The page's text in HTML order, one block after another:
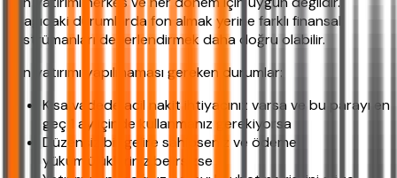
Aşağıdaki durumlarda fon almak yerine farklı finansal
enstrümanları değerlendirmek daha doğru olabilir.
Fon yatırımı yapılmaması gereken durumlar:
Kısa vadede acil nakit ihtiyacınız varsa ve bu parayı en
geç 1 ay içinde kullanmanız gerekiyorsa
Düzensiz bir gelire sahipseniz ve ödeme
yükümlülükleriniz belirsizse